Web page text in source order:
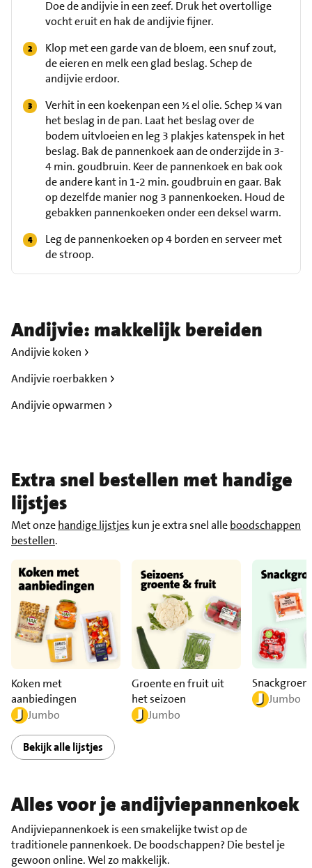
Doe de andijvie in een zeef. Druk het overtollige
vocht eruit en hak de andijvie fijner.
Klop met een garde van de bloem, een snuf zout,
de eieren en melk een glad beslag. Schep de
andijvie erdoor.
Verhit in een koekenpan een ½ el olie. Schep ¼ van
het beslag in de pan. Laat het beslag over de
bodem uitvloeien en leg 3 plakjes katenspek in het
beslag. Bak de pannenkoek aan de onderzijde in 3-
4 min. goudbruin. Keer de pannenkoek en bak ook
de andere kant in 1-2 min. goudbruin en gaar. Bak
op dezelfde manier nog 3 pannenkoeken. Houd de
gebakken pannenkoeken onder een deksel warm.
Leg de pannenkoeken op 4 borden en serveer met
de stroop.
Andijvie: makkelijk bereiden
Andijvie koken
Andijvie roerbakken
Andijvie opwarmen
Extra snel bestellen met handige
lijstjes
Met onzehandige lijstjes kun je extra snel alleboodschappen
bestellen.
Koken met
aanbiedingen
Jumbo
Groente en fruit uit
het seizoen
Jumbo
Jumbo
Bekijk alle lijstjes
Alles voor je andijviepannenkoek
Andijviepannenkoek is een smakelijke twist op de
traditionele pannenkoek. De boodschappen? Die bestel je
gewoon online. Wel zo makkelijk.